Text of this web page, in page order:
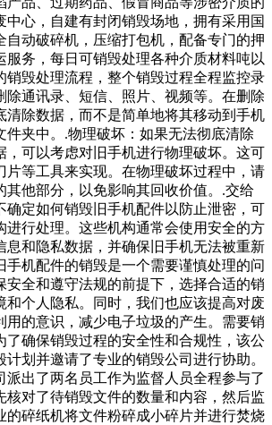
中心，自建有封闭销毁场地，拥有采用国
自动破碎机，压缩打包机，配备专门的押
服务，每日可销毁处理各种介质材料吨以
销毁处理流程，整个销毁过程全程监控录
除通讯录、短信、照片、视频等。在删除
清除数据，而不是简单地将其移动到手机
件夹中。.物理破坏：如果无法彻底清除
可以考虑对旧手机进行物理破坏。这可
片等工具来实现。在物理破坏过程中，请
其他部分，以免影响其回收价值。.交给
定如何销毁旧手机配件以防止泄密，可
进行处理。这些机构通常会使用安全的方
息和隐私数据，并确保旧手机无法被重新
手机配件的销毁是一个需要谨慎处理的问
安全和遵守法规的前提下，选择合适的销
和个人隐私。同时，我们也应该提高对废
用的意识，减少电子垃圾的产生。需要销
了确保销毁过程的安全性和合规性，该公
划并邀请了专业的销毁公司进行协助。
派出了两名员工作为监督人员全程参与了
核对了待销毁文件的数量和内容，然后监
的碎纸机将文件粉碎成小碎片并进行焚烧